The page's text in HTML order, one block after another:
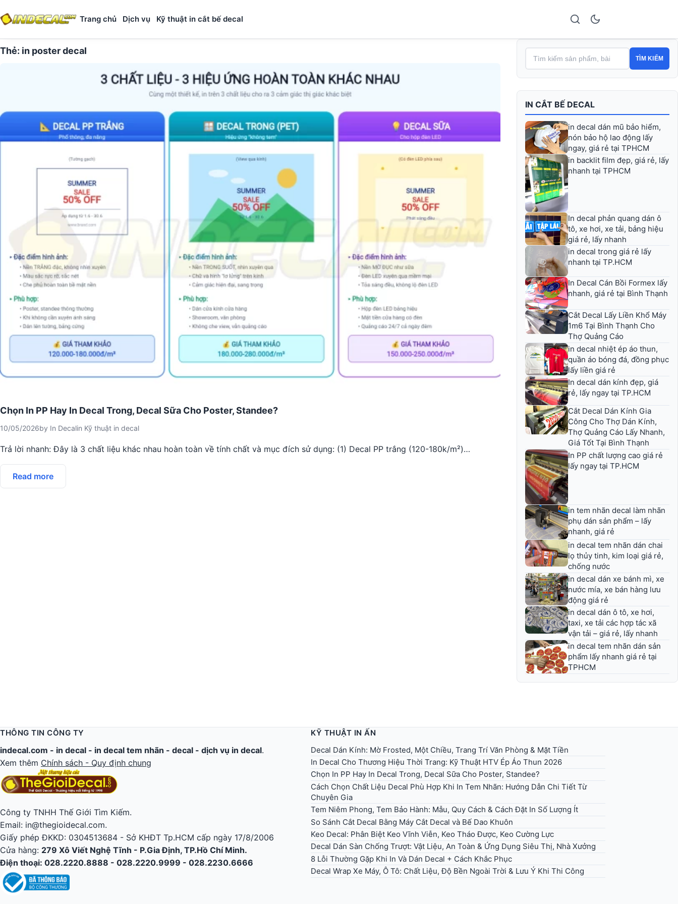
Trang chủ Dịch vụ Kỹ thuật in cắt bế decal
Thẻ: in poster decal
Chọn In PP Hay In Decal Trong, Decal Sữa Cho Poster, Standee?
10/05/2026by In Decalin Kỹ thuật in decal
Trả lời nhanh: Đây là 3 chất liệu khác nhau hoàn toàn về tính chất và mục đích sử dụng: (1) Decal PP trắng (120-180k/m²)…
Read more
TÌM KIẾM
IN CẮT BẾ DECAL
in decal dán mũ bảo hiểm,
nón bảo hộ lao động lấy
ngay, giá rẻ tại TPHCM
in backlit film đẹp, giá rẻ, lấy
nhanh tại TPHCM
In decal phản quang dán ô
tô, xe hơi, xe tải, bảng hiệu
giá rẻ, lấy nhanh
in decal trong giá rẻ lấy
nhanh tại TP.HCM
In Decal Cán Bồi Formex lấy
nhanh, giá rẻ tại Bình Thạnh
Cắt Decal Lấy Liền Khổ Máy
1m6 Tại Bình Thạnh Cho
Thợ Quảng Cáo
in decal nhiệt ép áo thun,
quần áo bóng đá, đồng phục
lấy liền giá rẻ
In decal dán kính đẹp, giá
rẻ, lấy ngay tại TP.HCM
Cắt Decal Dán Kính Gia
Công Cho Thợ Dán Kính,
Thợ Quảng Cáo Lấy Nhanh,
Giá Tốt Tại Bình Thạnh
In PP chất lượng cao giá rẻ
lấy ngay tại TP.HCM
in tem nhãn decal làm nhãn
phụ dán sản phẩm – lấy
nhanh, giá rẻ
in decal tem nhãn dán chai
lọ thủy tinh, kim loại giá rẻ,
chống nước
in decal dán xe bánh mì, xe
nước mía, xe bán hàng lưu
động giá rẻ
in decal dán ô tô, xe hơi,
taxi, xe tải các hợp tác xã
vận tải – giá rẻ, lấy nhanh
in decal tem nhãn dán sản
phẩm lấy nhanh giá rẻ tại
TPHCM
THÔNG TIN CÔNG TY
indecal.com - in decal - in decal tem nhãn - decal - dịch vụ in decal.
Xem thêm Chính sách - Quy định chung
Công ty TNHH Thế Giới Tìm Kiếm.
Email: in@thegioidecal.com.
Giấy phép ĐKKD: 0304513684 - Sở KHĐT Tp.HCM cấp ngày 17/8/2006
Cửa hàng: 279 Xô Viết Nghệ Tĩnh - P.Gia Định, TP.Hồ Chí Minh.
Điện thoại: 028.2220.8888 - 028.2220.9999 - 028.2230.6666
KỸ THUẬT IN ẤN
Decal Dán Kính: Mờ Frosted, Một Chiều, Trang Trí Văn Phòng & Mặt Tiền
In Decal Cho Thương Hiệu Thời Trang: Kỹ Thuật HTV Ép Áo Thun 2026
Chọn In PP Hay In Decal Trong, Decal Sữa Cho Poster, Standee?
Cách Chọn Chất Liệu Decal Phù Hợp Khi In Tem Nhãn: Hướng Dẫn Chi Tiết Từ
Chuyên Gia
Tem Niêm Phong, Tem Bảo Hành: Mẫu, Quy Cách & Cách Đặt In Số Lượng Ít
So Sánh Cắt Decal Bằng Máy Cắt Decal và Bế Dao Khuôn
Keo Decal: Phân Biệt Keo Vĩnh Viễn, Keo Tháo Được, Keo Cường Lực
Decal Dán Sàn Chống Trượt: Vật Liệu, An Toàn & Ứng Dụng Siêu Thị, Nhà Xưởng
8 Lỗi Thường Gặp Khi In Và Dán Decal + Cách Khắc Phục
Decal Wrap Xe Máy, Ô Tô: Chất Liệu, Độ Bền Ngoài Trời & Lưu Ý Khi Thi Công